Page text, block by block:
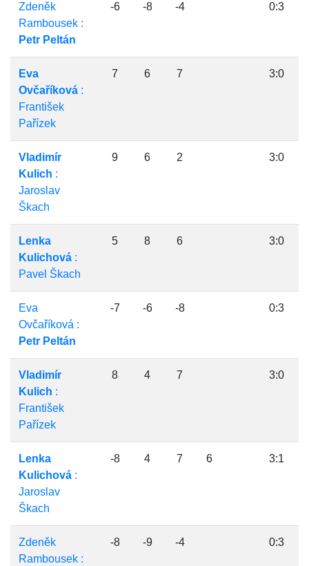
Zdeněk
Rambousek :
Petr Peltán
-6 -8 -4 0:3
Eva
Ovčaříková :
František
Pařízek
7 6 7 3:0
Vladimír
Kulich :
Jaroslav
Škach
9 6 2 3:0
Lenka
Kulichová :
Pavel Škach
5 8 6 3:0
Eva
Ovčaříková :
Petr Peltán
-7 -6 -8 0:3
Vladimír
Kulich :
František
Pařízek
8 4 7 3:0
Lenka
Kulichová :
Jaroslav
Škach
-8 4 7 6 3:1
Zdeněk
Rambousek :
-8 -9 -4 0:3